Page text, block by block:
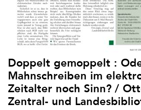
Doppelt gemoppelt :
Mahnschreiben im
Zeitalter noch Sinn? /
Zentral- und